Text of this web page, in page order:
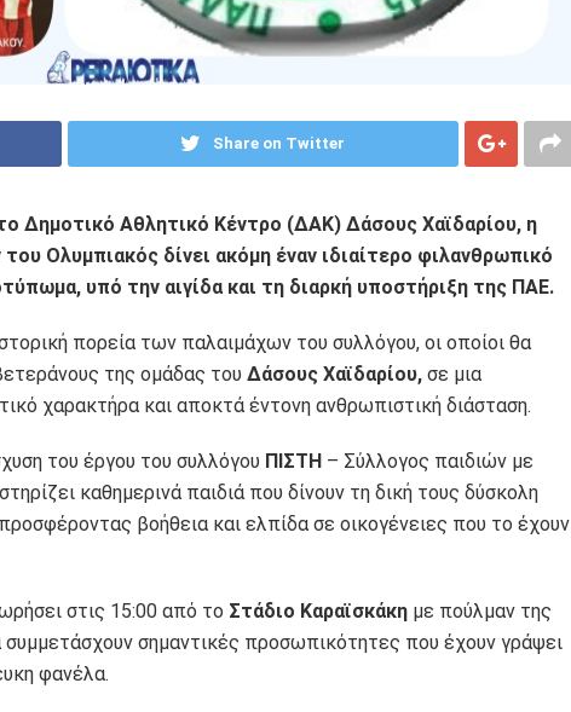
Share on Twitter
Δημοτικό Αθλητικό Κέντρο (ΔΑΚ) Δάσους Χαϊδαρίου, η
του Ολυμπιακός δίνει ακόμη έναν ιδιαίτερο φιλανθρωπικό
υπό την αιγίδα και τη διαρκή υποστήριξη της ΠΑΕ.
πορεία των παλαιμάχων του συλλόγου, οι οποίοι θα
της ομάδας του Δάσους Χαϊδαρίου, σε μια
χαρακτήρα και αποκτά έντονη ανθρωπιστική διάσταση.
του έργου του συλλόγου ΠΙΣΤΗ – Σύλλογος παιδιών με
καθημερινά παιδιά που δίνουν τη δική τους δύσκολη
βοήθεια και ελπίδα σε οικογένειες που το έχουν
στις 15:00 από το Στάδιο Καραϊσκάκη με πούλμαν της
συμμετάσχουν σημαντικές προσωπικότητες που έχουν γράψει
φανέλα.